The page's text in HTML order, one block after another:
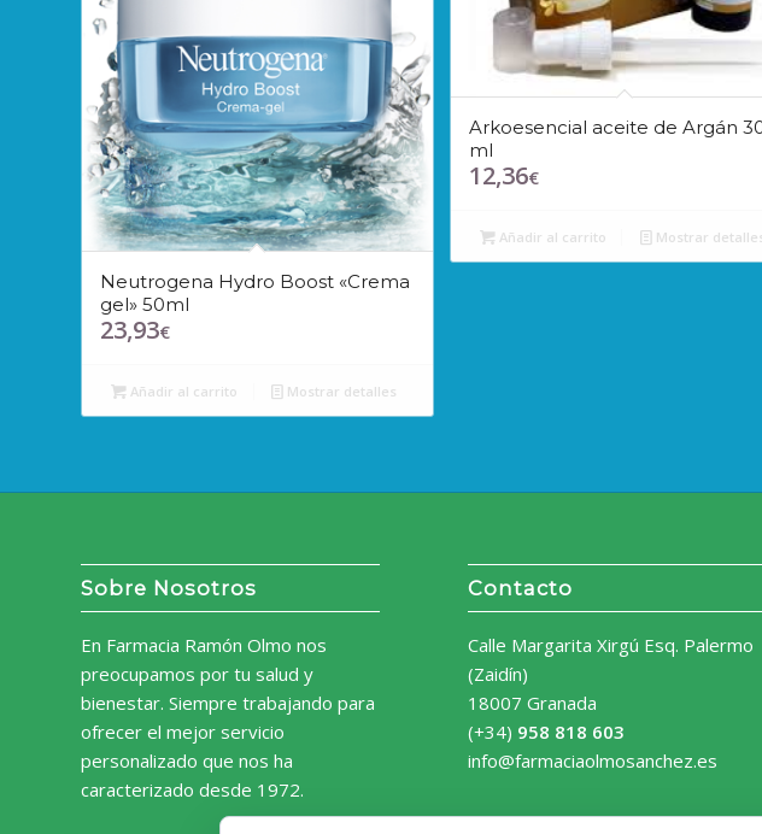
Neutrogena Hydro Boost «Crema
gel» 50ml
23,93€
Añadir al carrito Mostrar detalles
Arkoesencial aceite de Argán
ml
12,36€
Añadir al carrito Mostrar
Sobre Nosotros
En Farmacia Ramón Olmo nos
preocupamos por tu salud y
bienestar. Siempre trabajando para
ofrecer el mejor servicio
personalizado que nos ha
caracterizado desde 1972.
Contacto
Calle Margarita Xirgú Esq. Palermo
(Zaidín)
18007 Granada
(+34) 958 818 603
info@farmaciaolmosanchez.es